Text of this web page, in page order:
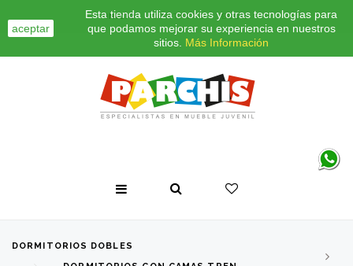
aceptar
Esta tienda utiliza cookies y otras tecnologías para
que podamos mejorar su experiencia en nuestros
sitios. Más Información
INICIO CONTACTO BLOG
DORMITORIOS DOBLES